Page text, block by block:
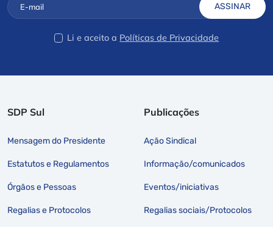
ASSINAR
Li e aceito a Políticas de Privacidade
SDP Sul
Mensagem do Presidente
Estatutos e Regulamentos
Órgãos e Pessoas
Regalias e Protocolos
Publicações
Ação Sindical
Informação/comunicados
Eventos/iniciativas
Regalias sociais/Protocolos